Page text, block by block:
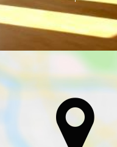
Métro, gare et tramways